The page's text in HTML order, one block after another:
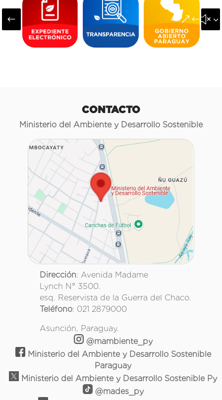
#
CONTACTO
Ministerio del Ambiente y Desarrollo Sostenible
Dirección: Avenida Madame
Lynch N° 3500.
esq. Reservista de la Guerra del Chaco.
Teléfono: 021 2879000
Asunción, Paraguay.
@mambiente_py
Ministerio del Ambiente y Desarrollo Sostenible
Paraguay
Ministerio del Ambiente y Desarrollo Sostenible Py
@mades_py